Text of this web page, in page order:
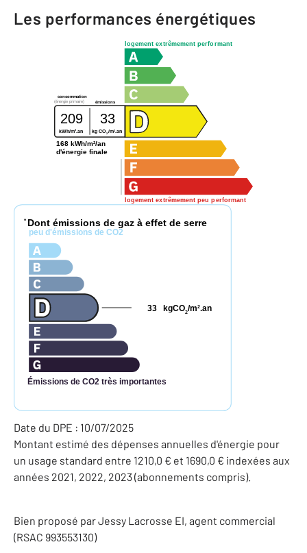
Les performances énergétiques
logement extrêmement performant
logement extrêmement peu performant
consommation
émissions
(énergie primaire)
209 33
kWh/m2.an kg CO2 /m2 .an
168 kWh/m²/an
d'énergie finale
* Dont émissions de gaz à effet de serre
peu d'émissions de CO2
Émissions de CO2 très importantes
kgCO2/m2.an
33
Date du DPE : 10/07/2025
Montant estimé des dépenses annuelles d'énergie pour
un usage standard entre 1210,0 € et 1690,0 € indexées aux
années 2021, 2022, 2023 (abonnements compris).
Bien proposé parJessy Lacrosse EI, agent commercial
(RSAC 993553130)